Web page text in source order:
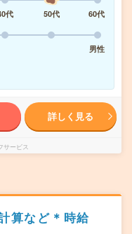
代 50代
60代
男性
詳しく見る
サービス
算など＊時給